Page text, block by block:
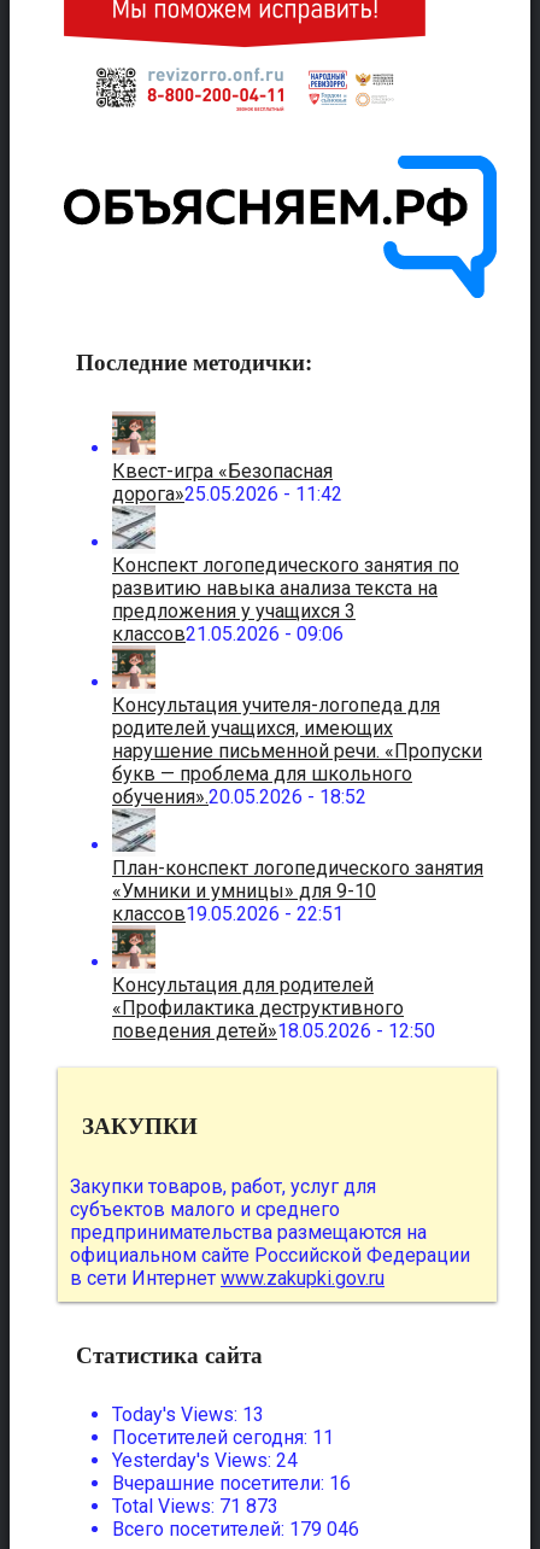
Последние методички:
Квест-игра «Безопасная
дорога»25.05.2026 - 11:42
Конспект логопедического занятия по
развитию навыка анализа текста на
предложения у учащихся 3
классов21.05.2026 - 09:06
Консультация учителя-логопеда для
родителей учащихся, имеющих
нарушение письменной речи. «Пропуски
букв — проблема для школьного
обучения».20.05.2026 - 18:52
План-конспект логопедического занятия
«Умники и умницы» для 9-10
классов19.05.2026 - 22:51
Консультация для родителей
«Профилактика деструктивного
поведения детей»18.05.2026 - 12:50
ЗАКУПКИ
Закупки товаров, работ, услуг для
субъектов малого и среднего
предпринимательства размещаются на
официальном сайте Российской Федерации
в сети Интернет www.zakupki.gov.ru
Статистика сайта
Today's Views: 13
Посетителей сегодня: 11
Yesterday's Views: 24
Вчерашние посетители: 16
Total Views: 71 873
Всего посетителей: 179 046